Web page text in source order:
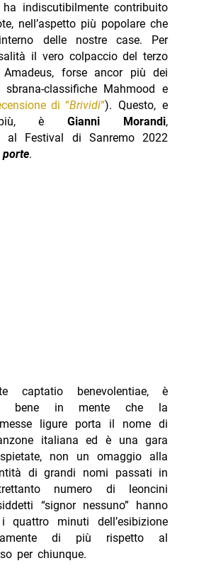
indiscutibilmente contribuito
nell’aspetto più popolare che
delle nostre case. Per
il vero colpaccio del terzo
forse ancor più dei
classifiche Mahmood e
di “Brividi“). Questo, e
più, èGianni Morandi,
al Festival di Sanremo 2022
.
captatio benevolentiae, è
bene in mente che la
ligure porta il nome di
italiana ed è una gara
non un omaggio alla
di grandi nomi passati in
numero di leoncini
“signor nessuno” hanno
quattro minuti dell’esibizione
di più rispetto al
per chiunque.